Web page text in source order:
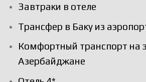
Завтраки в отеле
Трансфер в Баку из
Комфортный транспорт на
Азербайджане